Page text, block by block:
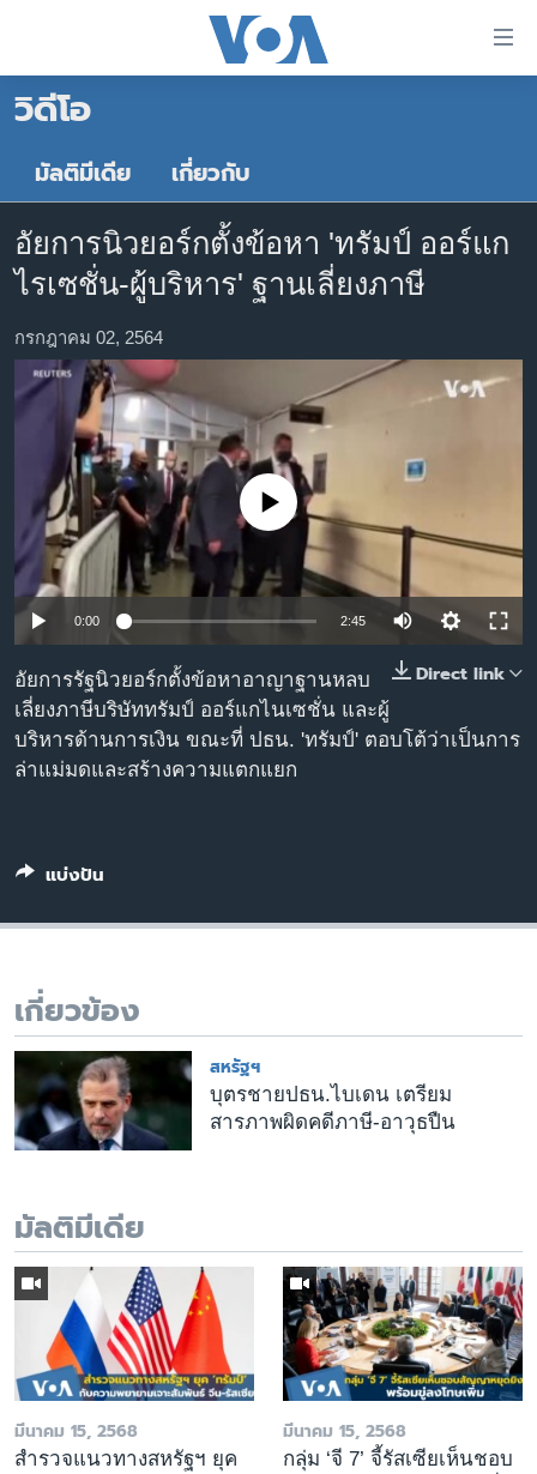
ต่อ
เนื้อหา
หลัก
ข้าม
หลัก
ข้าม
ไป
ค้นหา
หน้าหลัก
โลก
เอเชีย
สหรัฐฯ
ไทย
ธุรกิจ
วิทยาศาสตร์
สังคมและสุขภาพ
ไลฟ์สไตล์
ตรวจสอบข่าว
เรียนรู้ภาษาอังกฤษ
พอดคาสต์
ติดตามเรา
เลือกภาษา
วิดีโอ
มัลติมีเดีย เกี่ยวกับ
อัยการนิวยอร์กตั้งข้อหา 'ทรัมป์ ออร์แก
ไรเซชั่น-ผู้บริหาร' ฐานเลี่ยงภาษี
กรกฎาคม 02, 2564
No media source currently available
0:00 2:45
Direct link
อัยการรัฐนิวยอร์กตั้งข้อหาอาญาฐานหลบ
เลี่ยงภาษีบริษัททรัมป์ ออร์แกไนเซชั่น และผู้
บริหารด้านการเงิน ขณะที่ ปธน. 'ทรัมป์' ตอบโต้ว่าเป็นการ
ล่าแม่มดและสร้างความแตกแยก
แบ่งปัน
เกี่ยวข้อง
สหรัฐฯ
บุตรชายปธน.ไบเดน เตรียม
สารภาพผิดคดีภาษี-อาวุธปืน
มัลติมีเดีย
มีนาคม 15, 2568
สำรวจแนวทางสหรัฐฯ ยุค
มีนาคม 15, 2568
กลุ่ม ‘จี 7’ จี้รัสเซียเห็นชอบ